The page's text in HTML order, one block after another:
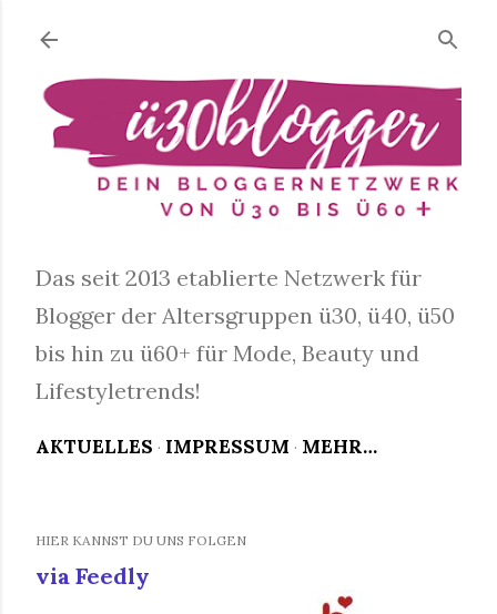
Das seit 2013 etablierte Netzwerk für
Blogger der Altersgruppen ü30, ü40, ü50
bis hin zu ü60+ für Mode, Beauty und
Lifestyletrends!
AKTUELLES IMPRESSUM MEHR…
HIER KANNST DU UNS FOLGEN
via Feedly